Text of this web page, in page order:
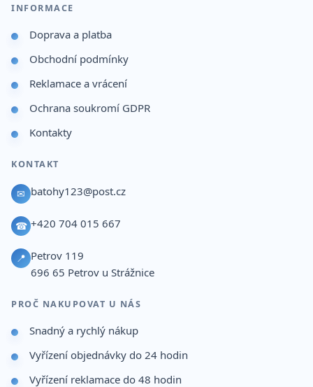
INFORMACE
Doprava a platba
Obchodní podmínky
Reklamace a vrácení
Ochrana soukromí GDPR
Kontakty
KONTAKT
✉ batohy123@post.cz
☎ +420 704 015 667
📍 Petrov 119
696 65 Petrov u Strážnice
PROČ NAKUPOVAT U NÁS
Snadný a rychlý nákup
Vyřízení objednávky do 24 hodin
Vyřízení reklamace do 48 hodin